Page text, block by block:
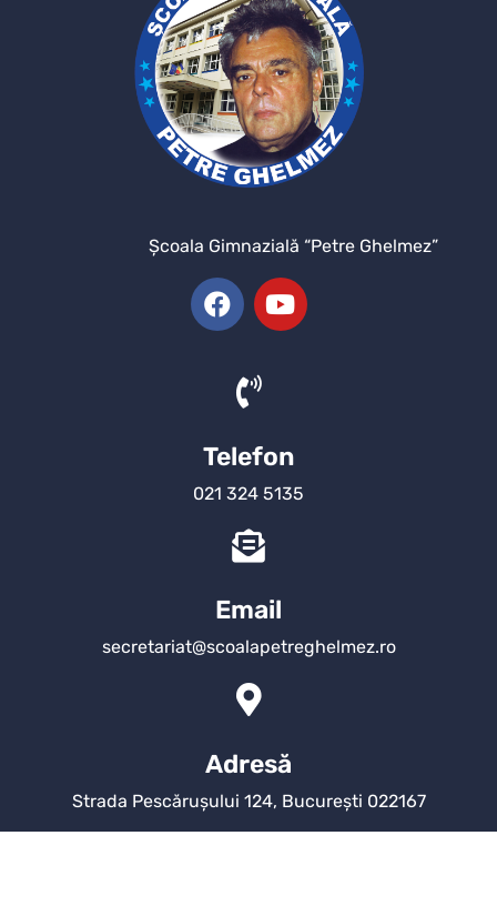
Şcoala Gimnazială “Petre Ghelmez”
Telefon
021 324 5135
Email
secretariat@scoalapetreghelmez.ro
Adresă
Strada Pescărușului 124, București 022167